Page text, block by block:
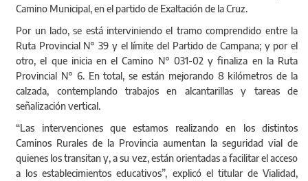
Camino Municipal, en el partido de Exaltación de la Cruz.
Por un lado, se está interviniendo el tramo comprendido entre la
Ruta Provincial N° 39 y el límite del Partido de Campana; y por el
otro, el que inicia en el Camino N° 031-02 y finaliza en la Ruta
Provincial N° 6. En total, se están mejorando 8 kilómetros de la
calzada, contemplando trabajos en alcantarillas y tareas de
señalización vertical.
“Las intervenciones que estamos realizando en los distintos
Caminos Rurales de la Provincia aumentan la seguridad vial de
quienes los transitan y, a su vez, están orientadas a facilitar el acceso
a los establecimientos educativos”, explicó el titular de Vialidad,